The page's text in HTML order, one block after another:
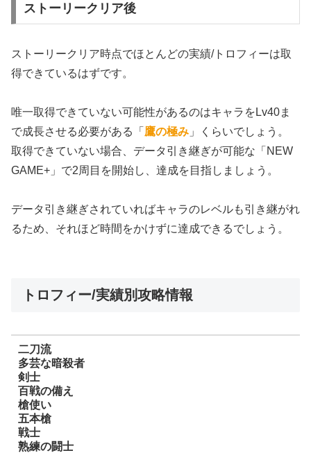
ストーリークリア後
ストーリークリア時点でほとんどの実績/トロフィーは取
得できているはずです。
唯一取得できていない可能性があるのはキャラをLv40ま
で成長させる必要がある「 鷹の極み 」くらいでしょう。
取得できていない場合、データ引き継ぎが可能な「NEW
GAME+」で2周目を開始し、達成を目指しましょう。
データ引き継ぎされていればキャラのレベルも引き継がれ
るため、それほど時間をかけずに達成できるでしょう。
トロフィー/実績別攻略情報
二刀流
多芸な暗殺者
剣士
百戦の備え
槍使い
五本槍
戦士
熟練の闘士